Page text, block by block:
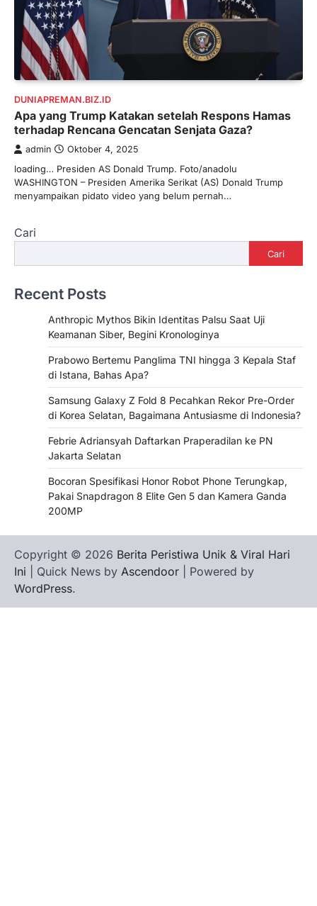
DUNIAPREMAN.BIZ.ID
Apa yang Trump Katakan setelah Respons Hamas
terhadap Rencana Gencatan Senjata Gaza?
admin Oktober 4, 2025
loading… Presiden AS Donald Trump. Foto/anadolu
WASHINGTON – Presiden Amerika Serikat (AS) Donald Trump
menyampaikan pidato video yang belum pernah…
Cari
Cari
Recent Posts
Anthropic Mythos Bikin Identitas Palsu Saat Uji
Keamanan Siber, Begini Kronologinya
Prabowo Bertemu Panglima TNI hingga 3 Kepala Staf
di Istana, Bahas Apa?
Samsung Galaxy Z Fold 8 Pecahkan Rekor Pre-Order
di Korea Selatan, Bagaimana Antusiasme di Indonesia?
Febrie Adriansyah Daftarkan Praperadilan ke PN
Jakarta Selatan
Bocoran Spesifikasi Honor Robot Phone Terungkap,
Pakai Snapdragon 8 Elite Gen 5 dan Kamera Ganda
200MP
Copyright © 2026 Berita Peristiwa Unik & Viral Hari
Ini | Quick News by Ascendoor | Powered by
WordPress.